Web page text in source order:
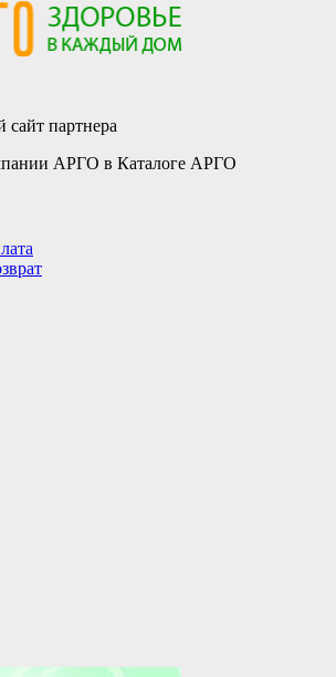
партнера
АРГО в Каталоге АРГО